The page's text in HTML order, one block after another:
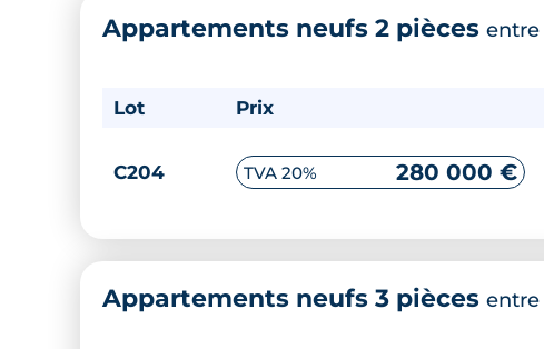
Appartements neufs 2 pièces entre
Lot Prix
C204 TVA 20% 280 000 €
Appartements neufs 3 pièces entre